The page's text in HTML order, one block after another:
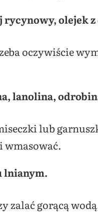
olejek
oczywiście
lanolina,
lub
wmasować.
lnianym.
zalać gorącą